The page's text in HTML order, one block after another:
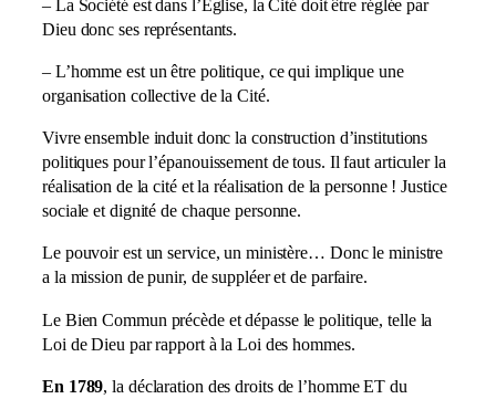
– La Société est dans l’Église, la Cité doit être réglée par
Dieu donc ses représentants.
– L’homme est un être politique, ce qui implique une
organisation collective de la Cité.
Vivre ensemble induit donc la construction d’institutions
politiques pour l’épanouissement de tous. Il faut articuler la
réalisation de la cité et la réalisation de la personne ! Justice
sociale et dignité de chaque personne.
Le pouvoir est un service, un ministère… Donc le ministre
a la mission de punir, de suppléer et de parfaire.
Le Bien Commun précède et dépasse le politique, telle la
Loi de Dieu par rapport à la Loi des hommes.
En 1789, la déclaration des droits de l’homme ET du